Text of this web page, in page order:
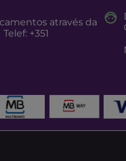
através da
| Telef: +351